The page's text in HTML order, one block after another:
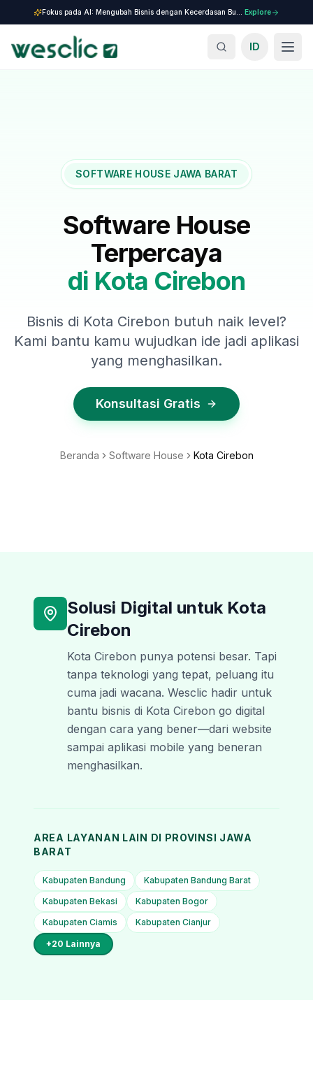
Explore
ID
SOFTWARE HOUSE JAWA BARAT
Software House
Terpercaya
di Kota Cirebon
Bisnis di Kota Cirebon butuh naik level?
Kami bantu kamu wujudkan ide jadi aplikasi
yang menghasilkan.
Konsultasi Gratis
Beranda Software House Kota Cirebon
Solusi Digital untuk Kota
Cirebon
Kota Cirebon punya potensi besar. Tapi
tanpa teknologi yang tepat, peluang itu
cuma jadi wacana. Wesclic hadir untuk
bantu bisnis di Kota Cirebon go digital
dengan cara yang bener—dari website
sampai aplikasi mobile yang beneran
menghasilkan.
AREA LAYANAN LAIN DI PROVINSI JAWA
BARAT
Kabupaten Bandung
Kabupaten Bandung Barat
Kabupaten Bekasi
Kabupaten Bogor
Kabupaten Ciamis
Kabupaten Cianjur
+20 Lainnya